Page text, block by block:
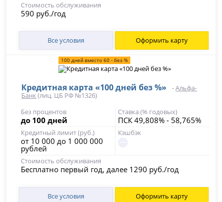
Стоимость обслуживания
590 руб./год
Все условия Оформить карту
100 дней вместо 60 - без %
Кредитная карта «100 дней без %» -Альфа-
Банк (лиц. ЦБ РФ №1326)
Без процентов
до 100 дней
Ставка (% годовых)
ПСК 49,808% - 58,765%
Кредитный лимит (руб.)
от 10 000 до 1 000 000
рублей
Кэшбэк
Стоимость обслуживания
Бесплатно первый год, далее 1290 руб./год
Все условия Оформить карту